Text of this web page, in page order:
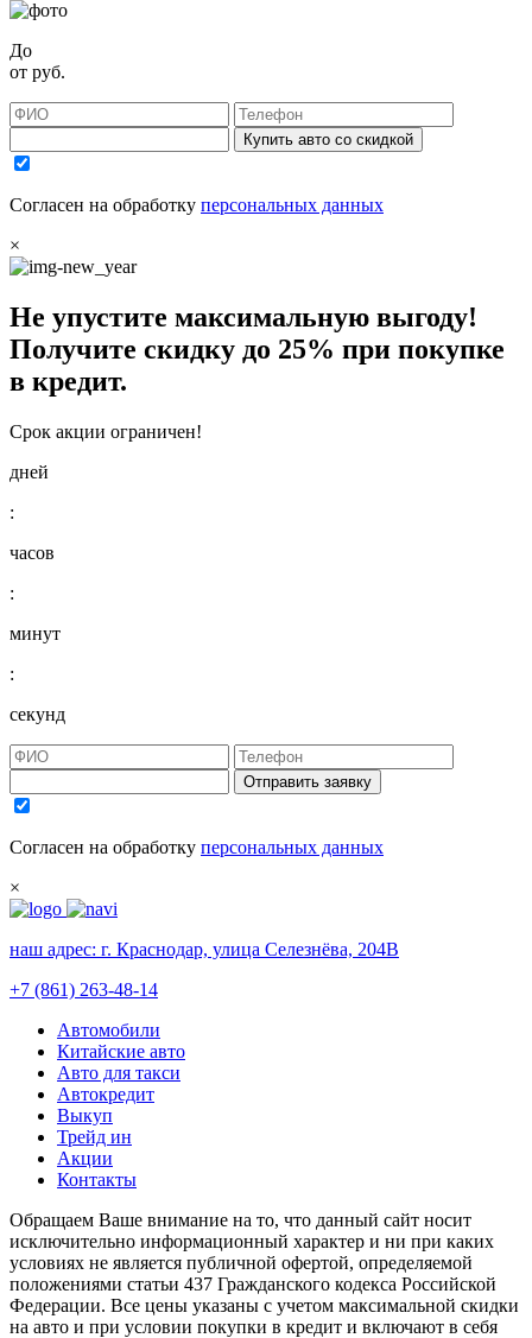
До
от руб.
Купить авто со скидкой
Согласен на обработку персональных данных
×
Не упустите максимальную выгоду!
Получите скидку до 25% при покупке
в кредит.
Срок акции ограничен!
дней
:
часов
:
минут
:
секунд
Отправить заявку
Согласен на обработку персональных данных
×
наш адрес: г. Краснодар, улица Селезнёва, 204В
+7 (861) 263-48-14
Автомобили
Китайские авто
Авто для такси
Автокредит
Выкуп
Трейд ин
Акции
Контакты
Обращаем Ваше внимание на то, что данный сайт носит
исключительно информационный характер и ни при каких
условиях не является публичной офертой, определяемой
положениями статьи 437 Гражданского кодекса Российской
Федерации. Все цены указаны с учетом максимальной скидки
на авто и при условии покупки в кредит и включают в себя